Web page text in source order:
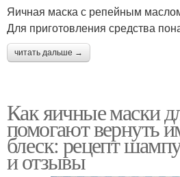
Яичная маска с репейным
Для приготовления средства
читать дальше →
Как яичные маски
помогают вернуть
блеск: рецепт
и отзывы